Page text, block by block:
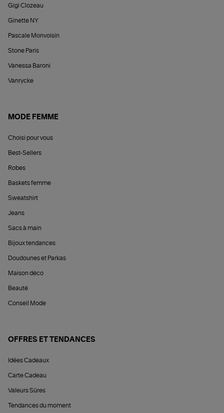
Gigi Clozeau
Ginette NY
Pascale Monvoisin
Stone Paris
Vanessa Baroni
Vanrycke
MODE FEMME
Choisi pour vous
Best-Sellers
Robes
Baskets femme
Sweatshirt
Jeans
Sacs à main
Bijoux tendances
Doudounes et Parkas
Maison déco
Beauté
Conseil Mode
OFFRES ET TENDANCES
Idées Cadeaux
Carte Cadeau
Valeurs Sûres
Tendances du moment